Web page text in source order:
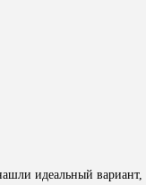
идеальный вариант,